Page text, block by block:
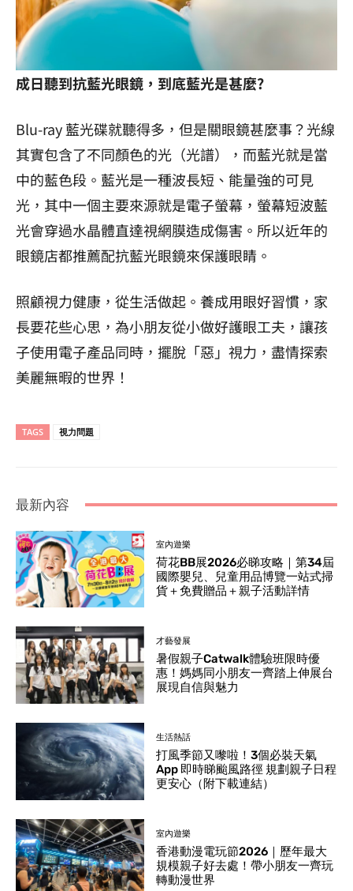
成日聽到抗藍光眼鏡，到底藍光是甚麼?
Blu-ray 藍光碟就聽得多，但是關眼鏡甚麼事？光線
其實包含了不同顏色的光（光譜），而藍光就是當
中的藍色段。藍光是一種波長短、能量強的可見
光，其中一個主要來源就是電子螢幕，螢幕短波藍
光會穿過水晶體直達視網膜造成傷害。所以近年的
眼鏡店都推薦配抗藍光眼鏡來保護眼睛。
照顧視力健康，從生活做起。養成用眼好習慣，家
長要花些心思，為小朋友從小做好護眼工夫，讓孩
子使用電子產品同時，擺脫「惡」視力，盡情探索
美麗無暇的世界！
TAGS 視力問題
最新內容
室內遊樂
荷花BB展2026必睇攻略｜第34屆
國際嬰兒、兒童用品博覽一站式掃
貨＋免費贈品＋親子活動詳情
才藝發展
暑假親子Catwalk體驗班限時優
惠！媽媽同小朋友一齊踏上伸展台
展現自信與魅力
生活熱話
打風季節又嚟啦！3個必裝天氣
App 即時睇颱風路徑 規劃親子日程
更安心（附下載連結）
室內遊樂
香港動漫電玩節2026｜歷年最大
規模親子好去處！帶小朋友一齊玩
轉動漫世界